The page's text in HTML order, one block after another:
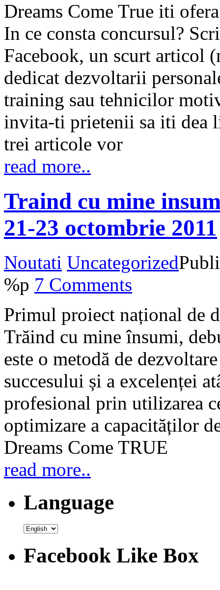
Dreams Come True iti
In ce consta concursul?
Facebook, un scurt articol
dedicat dezvoltarii
training sau tehnicilor
invita-ti prietenii sa iti dea
trei articole vor
read more..
Traind cu mine
21-23 octombrie 2011
Noutati Uncategorized
%p 7 Comments
Primul proiect național de
Trăind cu mine însumi,
este o metodă de
succesului și a excelenței
profesional prin utilizarea
optimizare a capacităților
Dreams Come TRUE
read more..
Language
Facebook Like Box